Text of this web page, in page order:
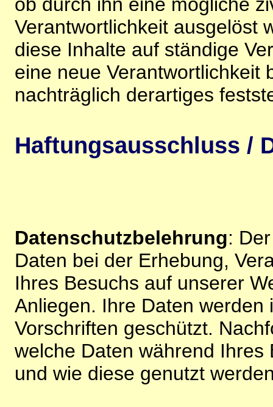
ob durch ihn eine mögliche
Verantwortlichkeit ausgelöst
diese Inhalte auf ständige
eine neue Verantwortlichkeit
nachträglich derartiges
Haftungsausschluss /
Datenschutzbelehrung:
Daten bei der Erhebung,
Ihres Besuchs auf unserer
Anliegen. Ihre Daten
Vorschriften geschützt.
welche Daten während
und wie diese genutzt